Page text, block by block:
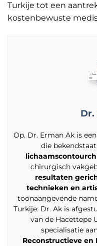
Turkije tot een
kostenbewuste
Dr.
Op. Dr. Erman Ak is
die
chirurgisch
resultaten
technieken en
toonaangevende
Turkije. Dr. Ak is
van de Hacettepe
specialisatie
Reconstructieve en